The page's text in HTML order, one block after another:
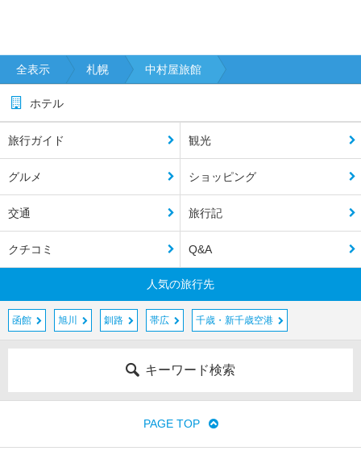
全表示 札幌 中村屋旅館
ホテル
旅行ガイド 観光
グルメ ショッピング
交通 旅行記
クチコミ Q&A
人気の旅行先
函館 旭川 釧路 帯広 千歳・新千歳空港
キーワード検索
PAGE TOP